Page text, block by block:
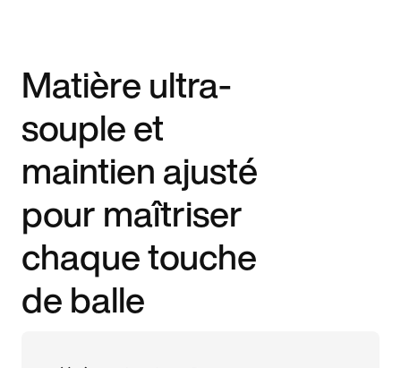
Matière ultra-
souple et
maintien ajusté
pour maîtriser
chaque touche
de balle